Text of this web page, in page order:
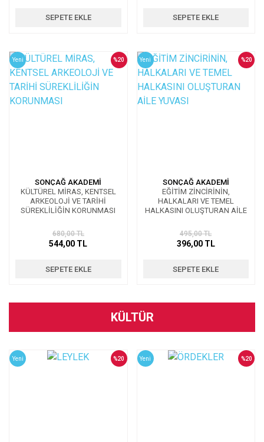
SEPETE EKLE SEPETE EKLE
Yeni
SONÇAĞ AKADEMİ
KÜLTÜREL MİRAS, KENTSEL
ARKEOLOJİ VE TARİHİ
SÜREKLİLİĞİN KORUNMASI
%20
680,00 TL
544,00 TL
SEPETE EKLE
Yeni
SONÇAĞ AKADEMİ
EĞİTİM ZİNCİRİNİN,
HALKALARI VE TEMEL
HALKASINI OLUŞTURAN AİLE
%20
495,00 TL
396,00 TL
SEPETE EKLE
KÜLTÜR
Yeni %20 Yeni %20